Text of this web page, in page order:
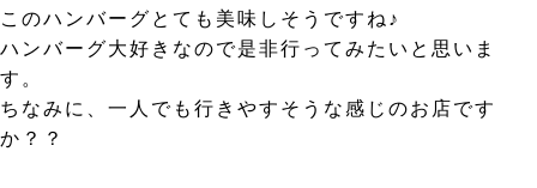
このハンバーグとても美味しそうですね♪
ハンバーグ大好きなので是非行ってみたいと思いま
す。
ちなみに、一人でも行きやすそうな感じのお店です
か？？